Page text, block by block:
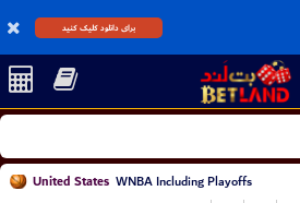
برای دانلود کلیک کنید
United States WNBA Including Playoffs